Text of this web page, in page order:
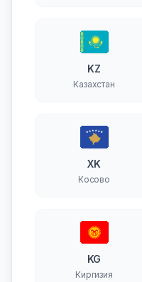
KZ
Казахстан
XK
Косово
KG
Киргизия